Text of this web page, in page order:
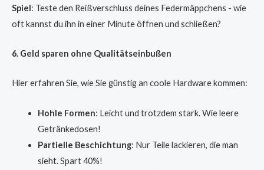
Spiel: Teste den Reißverschluss deines Federmäppchens - wie
oft kannst du ihn in einer Minute öffnen und schließen?
6. Geld sparen ohne Qualitätseinbußen
Hier erfahren Sie, wie Sie günstig an coole Hardware kommen:
Hohle Formen: Leicht und trotzdem stark. Wie leere
Getränkedosen!
Partielle Beschichtung: Nur Teile lackieren, die man
sieht. Spart 40%!